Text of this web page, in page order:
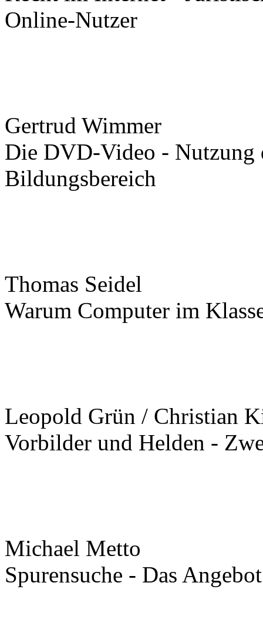
Online-Nutzer
Gertrud Wimmer
Die DVD-Video -
Bildungsbereich
Thomas Seidel
Warum Computer im
Leopold Grün / Christian
Vorbilder und Helden -
Michael Metto
Spurensuche - Das